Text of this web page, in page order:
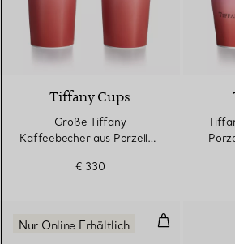
Tiffany Cups
Große Tiffany
Kaffeebecher aus Porzellan
€ 330
Tiffany
Nur Online Erhältlich